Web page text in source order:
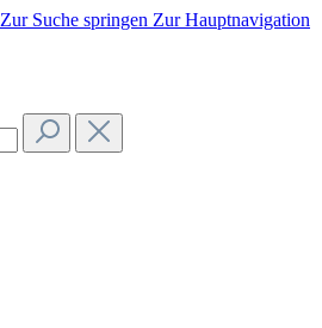
Zur Suche springen Zur Hauptnavigation